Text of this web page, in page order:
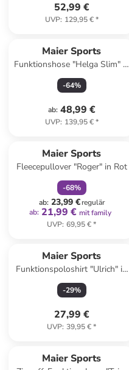
52,99 €
UVP: 129,95 €*
Maier Sports
Funktionshose "Helga Slim" in
Lila
-64%
ab: 48,99 €
UVP: 139,95 €*
Maier Sports
Fleecepullover "Roger" in Rot
-68%
ab: 23,99 €regulär
ab: 21,99 € mit family
UVP: 69,95 €*
Maier Sports
Funktionspoloshirt "Ulrich" in
Weiß
-29%
27,99 €
UVP: 39,95 €*
Maier Sports